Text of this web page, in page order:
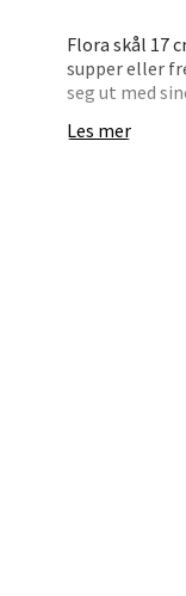
Flora skål 17
supper eller
seg ut med
Les mer